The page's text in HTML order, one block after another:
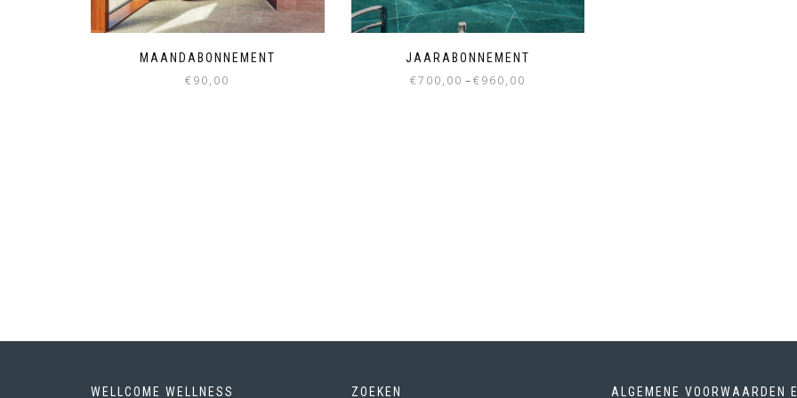
MAANDABONNEMENT
€90,00
JAARABONNEMENT
€700,00 –€960,00
WELLCOME WELLNESS ZOEKEN
ALGEMENE VOORWAARDEN